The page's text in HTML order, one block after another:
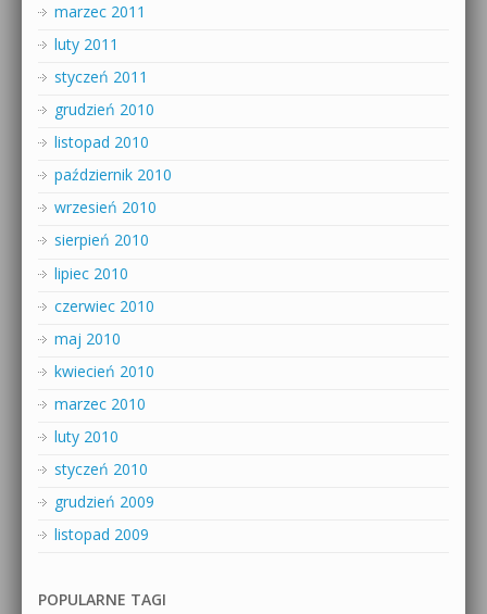
marzec 2011
luty 2011
styczeń 2011
grudzień 2010
listopad 2010
październik 2010
wrzesień 2010
sierpień 2010
lipiec 2010
czerwiec 2010
maj 2010
kwiecień 2010
marzec 2010
luty 2010
styczeń 2010
grudzień 2009
listopad 2009
POPULARNE TAGI